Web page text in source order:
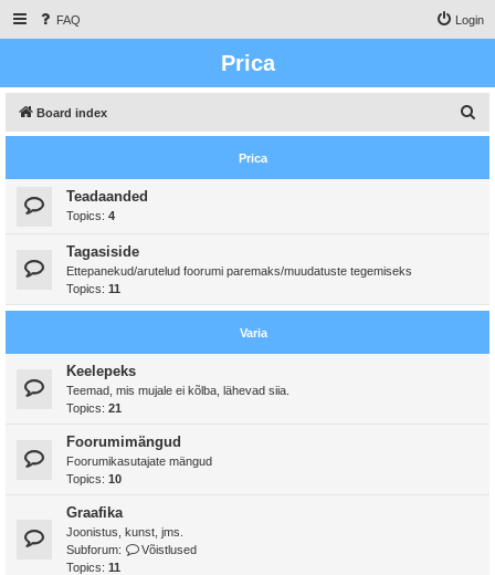
FAQ Login
Prica
Board index
e
Prica
Teadaanded
Topics: 4
Tagasiside
Ettepanekud/arutelud foorumi paremaks/muudatuste tegemiseks
Topics: 11
Varia
Keelepeks
Teemad, mis mujale ei kõlba, lähevad siia.
Topics: 21
Foorumimängud
Foorumikasutajate mängud
Topics: 10
Graafika
Joonistus, kunst, jms.
Subforum:
Võistlused
Topics: 11